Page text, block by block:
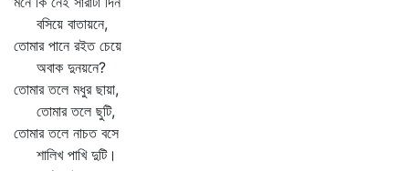
বসিয়ে বাতায়নে,
তোমার পানে রইত চেয়ে
অবাক দুনয়নে?
তোমার তলে মধুর ছায়া,
তোমার তলে ছুটি,
তোমার তলে নাচত বসে
শালিখ পাখি দুটি।